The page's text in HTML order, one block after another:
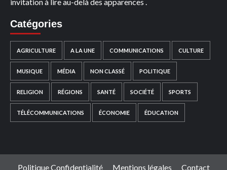
invitation à lire au-delà des apparences .
Catégories
AGRICULTURE A LA UNE COMMUNICATIONS CULTURE
MUSIQUE MÉDIA NON CLASSÉ POLITIQUE
RELIGION RÉGIONS SANTÉ SOCIÉTÉ SPORTS
TÉLÉCOMMUNICATIONS ÉCONOMIE ÉDUCATION
Politique Confidentialité Mentions légales Contact